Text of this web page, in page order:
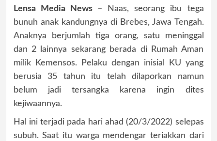
Lensa Media News – Naas, seorang ibu tega
bunuh anak kandungnya di Brebes, Jawa Tengah.
Anaknya berjumlah tiga orang, satu meninggal
dan 2 lainnya sekarang berada di Rumah Aman
milik Kemensos. Pelaku dengan inisial KU yang
berusia 35 tahun itu telah dilaporkan namun
belum jadi tersangka karena ingin dites
kejiwaannya.
Hal ini terjadi pada hari ahad (20/3/2022) selepas
subuh. Saat itu warga mendengar teriakkan dari